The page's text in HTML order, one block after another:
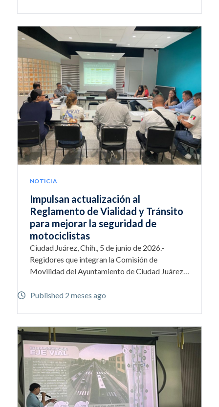
NOTICIA
Impulsan actualización al
Reglamento de Vialidad y Tránsito
para mejorar la seguridad de
motociclistas
Ciudad Juárez, Chih., 5 de junio de 2026.-
Regidores que integran la Comisión de
Movilidad del Ayuntamiento de Ciudad Juárez…
Published 2 meses ago